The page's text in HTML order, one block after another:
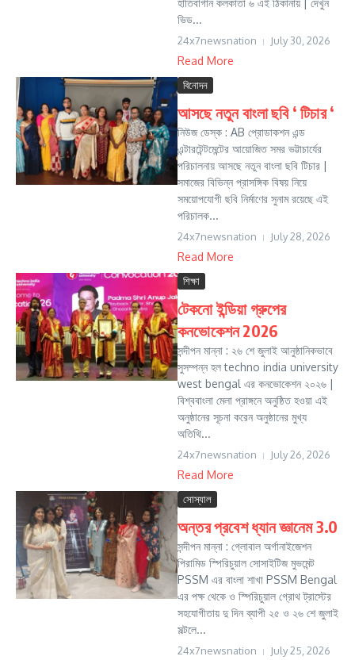
হাতিবাগান কলকাতা ৬ এই ঠিকানায় | দেখুন
ভিড...
24x7newsnation July 30, 2026
Read More
বিনোদন
আসছে নতুন বাংলা ছবি ‘ টিচার ‘
নিউজ ডেস্ক : AB প্রোডাকশন এন্ড
এন্টারটেন্টমেন্টের আয়োজিত সমর ভট্টাচার্যের
পরিচালনায় আসছে নতুন বাংলা ছবি টিচার |
সমাজের বিভিন্ন প্রাসঙ্গিক বিষয় নিয়ে
সময়োপযোগী ছবি নির্মাণের সুনাম রয়েছে এই
পরিচালক...
24x7newsnation July 28, 2026
Read More
শিক্ষা
টেকনো ইন্ডিয়া গ্রুপের
কনভোকেশন 2026
সন্দীপন মান্না : ২৬ শে জুলাই আনুষ্ঠানিকভাবে
সুসম্পন্ন হল techno india university
west bengal এর কনভোকেশন ২০২৬ |
বিশ্ববাংলা মেলা প্রাঙ্গনে অনুষ্ঠিত হওয়া এই
অনুষ্ঠানের সূচনা করেন অনুষ্ঠানের মুখ্য
অতিথি...
24x7newsnation July 26, 2026
Read More
সোস্যাল
অন্তর প্রবেশ ধ্যান জ্ঞানেম 3.0
সন্দীপন মান্না : গ্লোবাল অর্গানাইজেশন
পিরামিড স্পিরিচুয়াল সোসাইটিজ মুভমেন্ট
PSSM এর বাংলা শাখা PSSM Bengal
এর পক্ষ থেকে ও স্পিরিচুয়াল গ্রোথ ট্রাস্টের
সহযোগীতায় দু দিন ব্যাপী ২৫ ও ২৬ শে জুলাই
সল্টলে...
24x7newsnation July 25, 2026